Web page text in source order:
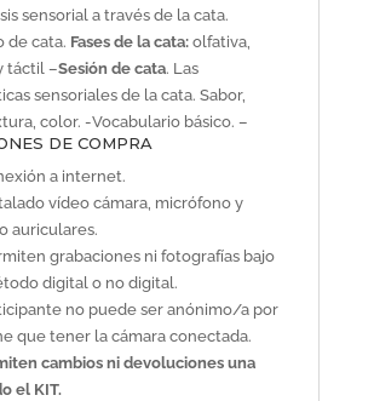
sensorial a través de la cata.
de cata. Fases de la cata:olfativa,
táctil –Sesión de cata. Las
sensoriales de la cata. Sabor,
color. -Vocabulario básico. –
DE COMPRA
a internet.
vídeo cámara, micrófono y
auriculares.
grabaciones ni fotografías bajo
digital o no digital.
no puede ser anónimo/a por
que tener la cámara conectada.
cambios ni devoluciones una
el KIT.